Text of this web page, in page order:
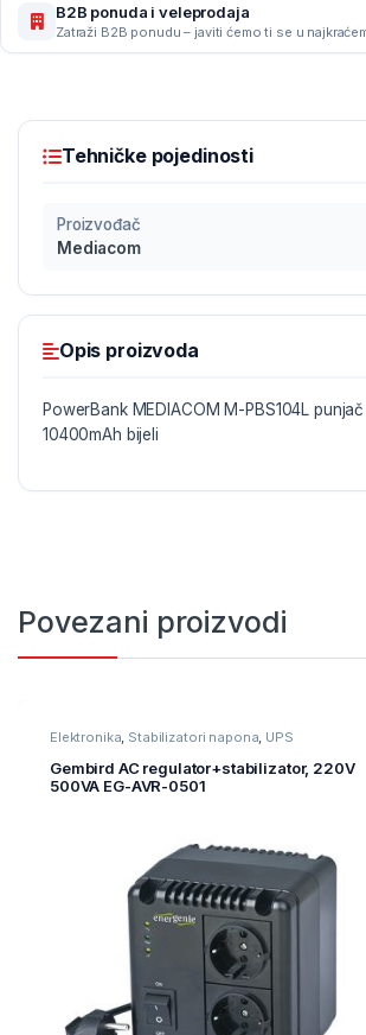
B2B ponuda i veleprodaja
Zatraži B2B ponudu – javiti ćemo ti se u
Tehničke pojedinosti
Proizvođač
Mediacom
Opis proizvoda
PowerBank MEDIACOM M-PBS104L
10400mAh bijeli
Povezani proizvodi
Elektronika, Stabilizatori napona, UPS
Gembird AC regulator+stabilizator, 220V
500VA EG-AVR-0501